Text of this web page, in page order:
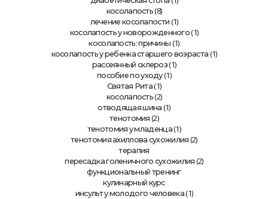
косолапость (8)
лечение косолапости (1)
косолапость у новорожденного (1)
косолапость: причины (1)
косолапость у ребенка старшего возраста (1)
рассеянный склероз (1)
пособие по уходу(1)
Святая Рита (1)
косолапость (2)
отводящая шина (1)
тенотомия (2)
тенотомия у младенца(1)
тенотомия ахиллова сухожилия (2)
терапия
пересадка голеничного сухожилия (2)
функциональный тренинг
кулинарный курс
инсульт у молодого человека(1)